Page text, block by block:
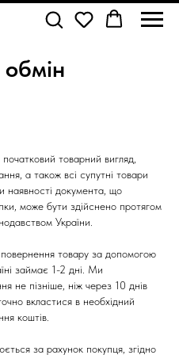
товарний вигляд,
а також всі супутні товари
наявності документа, що
може бути здійснено протягом
України.
товару за допомогою
займає 1-2 дні. Ми
не пізніше, ніж через 10 днів
вкластися в необхідний
коштів.
за рахунок покупця, згідно